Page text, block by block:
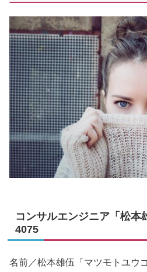
コンサルエンジニア「松本
4075
名前／松本雄伍「マツモトユウゴ